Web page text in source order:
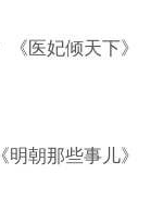
医妃倾天下》
朝那些事儿》